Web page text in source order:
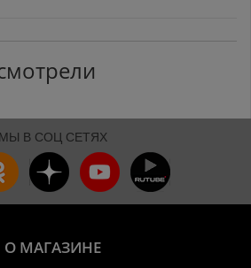
МЫ В СОЦ СЕТЯХ
О МАГАЗИНЕ